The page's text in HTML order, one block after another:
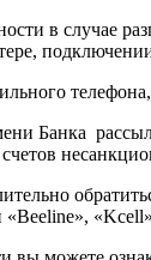
в случае
Банка
«Beeline»,